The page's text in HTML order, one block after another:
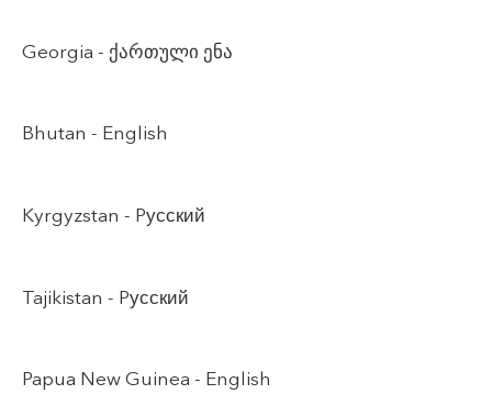
Georgia - ქართული ენა
Bhutan - English
Kyrgyzstan - Pусский
Tajikistan - Pусский
Papua New Guinea - English